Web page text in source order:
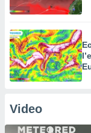
Video